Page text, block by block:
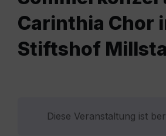
Carinthia Chor
Stiftshof
Diese Veranstaltung ist